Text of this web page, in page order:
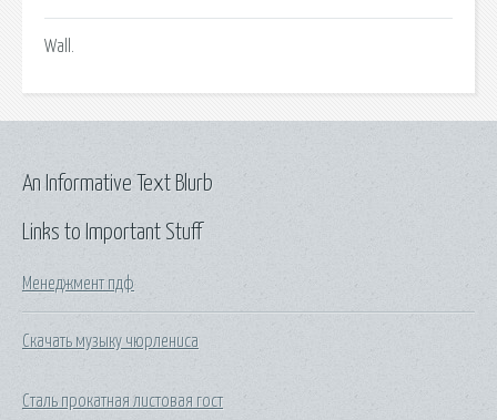
Wall.
Links to Important Stuff
Менеджмент пдф
Скачать музыку чюрлениса
Сталь прокатная листовая гост
An Informative Text Blurb